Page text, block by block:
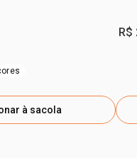
à sacola
R$